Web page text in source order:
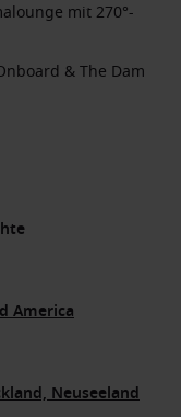
mit 270°-
& The Dam
America
Neuseeland